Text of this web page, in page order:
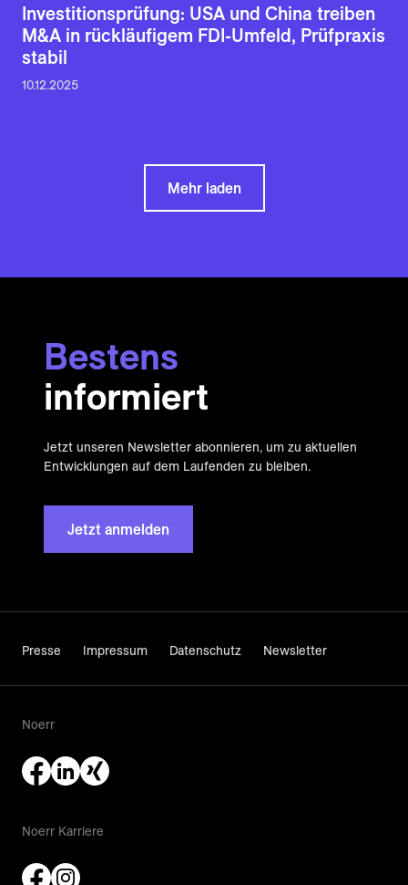
Investitionsprüfung: USA und China treiben
M&A in rückläufigem FDI-Umfeld, Prüfpraxis
stabil
10.12.2025
Mehr laden
Bestens
informiert
Jetzt unseren Newsletter abonnieren, um zu aktuellen
Entwicklungen auf dem Laufenden zu bleiben.
Jetzt anmelden
Presse Impressum Datenschutz Newsletter
Noerr
Noerr Karriere